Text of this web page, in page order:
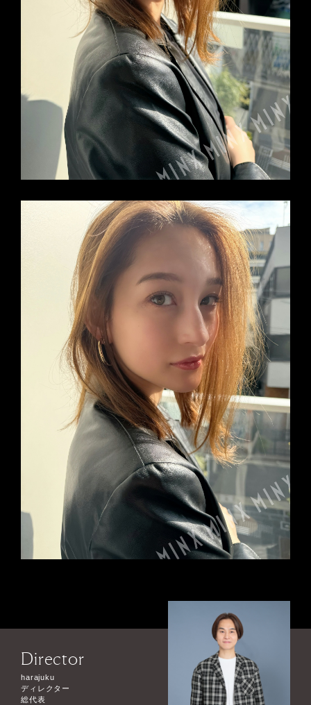
Director
harajuku
ディレクター
総代表